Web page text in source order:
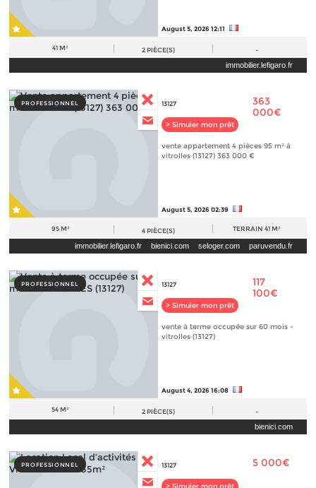
August 5, 2026 12:11
41 M² 2 PIÈCE(S) -
immobilier.lefigaro.fr
PROFESSIONNEL 13127
> Simuler mon prêt
363
000€
vente appartement 4 pièces 95 m² à
vitrolles (13127) 363 000 €
August 5, 2026 02:39
95 M² 4 PIÈCE(S) TERRAIN 41 M²
immobilier.lefigaro.fr bienici.com seloger.com paruvendu.fr
PROFESSIONNEL 13127
> Simuler mon prêt
117
100€
vente à terme occupée sur 60 mois -
vitrolles (13127)
August 4, 2026 16:08
54 M² 2 PIÈCE(S) -
bienici.com
PROFESSIONNEL 13127 5 000€